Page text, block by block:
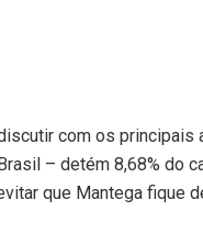
com os principais
– detém 8,68% do
que Mantega fique